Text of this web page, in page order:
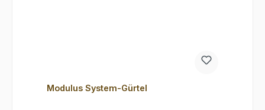
Modulus System-Gürtel